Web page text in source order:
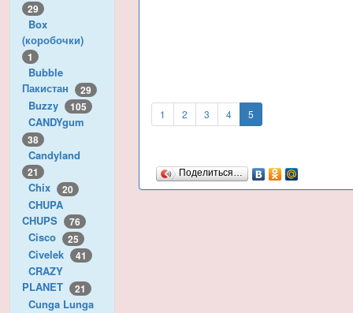
29
Box
(коробочки)
1
Bubble
Пакистан
29
Buzzy 105
CANDYgum
38
Candyland
21
Chix 20
CHUPA
CHUPS
76
Cisco 25
Civelek 41
CRAZY
PLANET
21
Cunga Lunga
1 2 3 4 5
Поделиться…